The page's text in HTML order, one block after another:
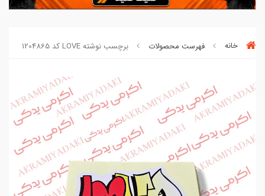
خانه فهرست محصولات برچسب نوشته LOVE کد 1204865